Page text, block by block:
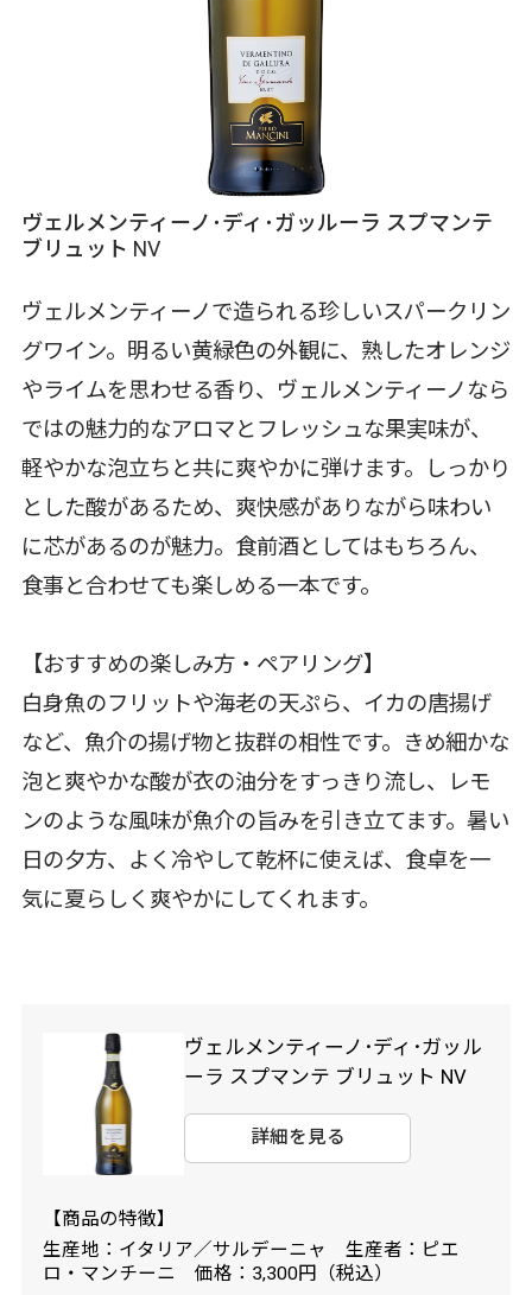
ヴェルメンティーノ･ディ･ガッルーラ スプマンテ
ブリュット NV
ヴェルメンティーノで造られる珍しいスパークリン
グワイン。明るい黄緑色の外観に、熟したオレンジ
やライムを思わせる香り、ヴェルメンティーノなら
ではの魅力的なアロマとフレッシュな果実味が、
軽やかな泡立ちと共に爽やかに弾けます。しっかり
とした酸があるため、爽快感がありながら味わい
に芯があるのが魅力。食前酒としてはもちろん、
食事と合わせても楽しめる一本です。
【おすすめの楽しみ方・ペアリング】
白身魚のフリットや海老の天ぷら、イカの唐揚げ
など、魚介の揚げ物と抜群の相性です。きめ細かな
泡と爽やかな酸が衣の油分をすっきり流し、レモ
ンのような風味が魚介の旨みを引き立てます。暑い
日の夕方、よく冷やして乾杯に使えば、食卓を一
気に夏らしく爽やかにしてくれます。
ヴェルメンティーノ･ディ･ガッル
ーラ スプマンテ ブリュット NV
詳細を見る
【商品の特徴】
生産地：イタリア／サルデーニャ 生産者：ピエ
ロ・マンチーニ 価格：3,300円（税込）